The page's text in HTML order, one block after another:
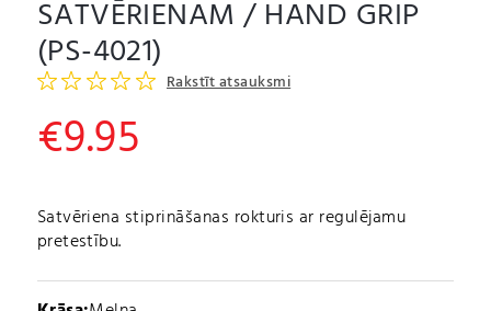
SATVĒRIENAM / HAND GRIP
(PS-4021)
Rakstīt atsauksmi
€9.95
Satvēriena stiprināšanas rokturis ar regulējamu
pretestību.